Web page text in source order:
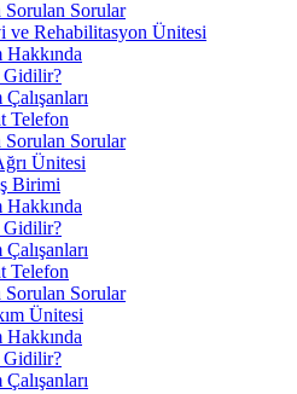
Sorulan Sorular
ve Rehabilitasyon Ünitesi
Gidilir?
Telefon
Sorulan Sorular
Ünitesi
Birimi
Gidilir?
Telefon
Sorulan Sorular
Ünitesi
Gidilir?